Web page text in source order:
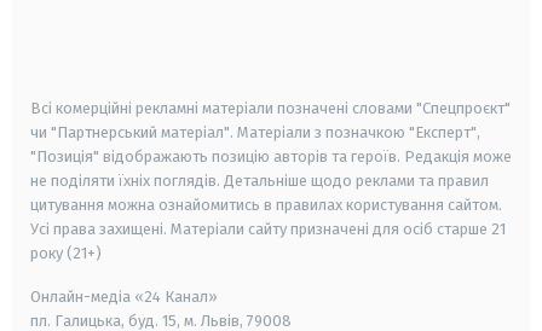
Всі комерційні рекламні матеріали позначені словами "Спецпроєкт"
чи "Партнерський матеріал". Матеріали з позначкою "Експерт",
"Позиція" відображають позицію авторів та героїв. Редакція може
не поділяти їхніх поглядів. Детальніше щодо реклами та правил
цитування можна ознайомитись в правилах користування сайтом.
Усі права захищені. Матеріали сайту призначені для осіб старше 21
року (21+)
Онлайн-медіа «24 Канал»
пл. Галицька, буд. 15, м. Львів, 79008